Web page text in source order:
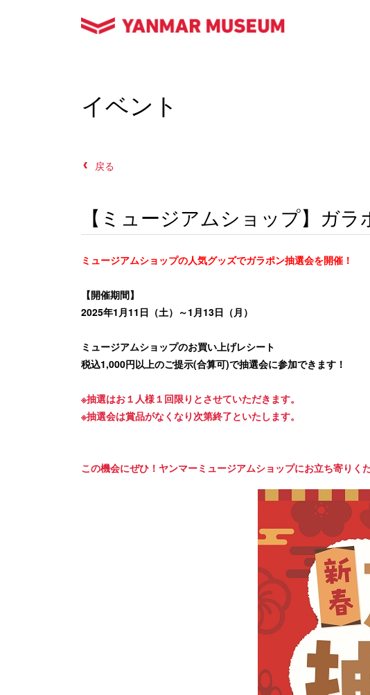
イベント
戻る
【ミュージアムショップ】ガラ
ミュージアムショップの人気グッズでガラポン抽選会を開催！
【開催期間】
2025年1月11日（土）～1月13日（月）
ミュージアムショップのお買い上げレシート
税込1,000円以上のご提示(合算可)で抽選会に参加できます
※抽選はお１人様１回限りとさせていただきます。
※抽選会は賞品がなくなり次第終了といたします。
この機会にぜひ！ヤンマーミュージアムショップにお立ち寄りく